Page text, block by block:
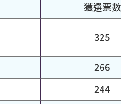
獲選票數
325
266
244